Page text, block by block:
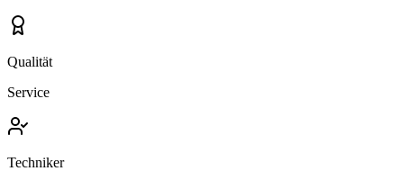
Qualität
Service
Techniker